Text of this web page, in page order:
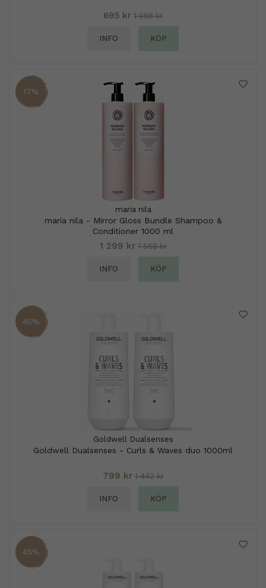
695 kr 1 098 kr
INFO KÖP
17%
maria nila
maria nila - Mirror Gloss Bundle Shampoo &
Conditioner 1000 ml
1 299 kr 1 558 kr
INFO KÖP
45%
Goldwell Dualsenses
Goldwell Dualsenses - Curls & Waves duo 1000ml
799 kr 1 442 kr
INFO KÖP
45%